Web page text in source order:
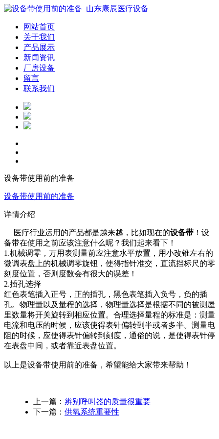
网站首页
关于我们
产品展示
新闻资讯
厂房设备
留言
联系我们
设备带使用前的准备
设备带使用前的准备
详情介绍
医疗行业运用的产品都是越来越，比如现在的设备带 ！设
备带在使用之前应该注意什么呢？我们起来看下！
1.机械调零，万用表测量前应注意水平放置，用小改锥左右的
微调表盘上的机械调零旋钮，使得指针准交，直流挡标尺的零
刻度位置，否则度数会有很大的误差！
2.插孔选择
红色表笔插入正号，正的插孔，黑色表笔插入负号，负的插
孔。物理量以及量程的选择，物理量选择是根据不同的被测屋
里数量将开关旋转到相应位置。合理选择量程的标准是：测量
电流和电压的时候，应该使得表针偏转到半或者多半。测量电
阻的时候，应使得表针偏转到刻度，通俗的说，是使得表针停
在表盘中间，或者靠近表盘位置。
以上是设备带使用前的准备，希望能给大家带来帮助！
上一篇： 辨别呼叫器的质量很重要
下一篇： 供氧系统重要性